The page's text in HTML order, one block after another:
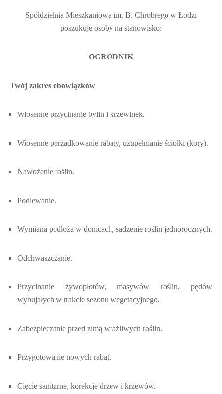
Spółdzielnia Mieszkaniowa im. B. Chrobrego w Łodzi
poszukuje osoby na stanowisko:
OGRODNIK
Twój zakres obowiązków
Wiosenne przycinanie bylin i krzewinek.
Wiosenne porządkowanie rabaty, uzupełnianie ściółki (kory).
Nawożenie roślin.
Podlewanie.
Wymiana podłoża w donicach, sadzenie roślin jednorocznych.
Odchwaszczanie.
Przycinanie żywopłotów, masywów roślin, pędów
wybujałych w trakcie sezonu wegetacyjnego.
Zabezpieczanie przed zimą wrażliwych roślin.
Przygotowanie nowych rabat.
Cięcie sanitarne, korekcje drzew i krzewów.